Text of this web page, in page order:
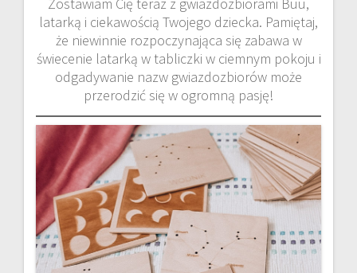
latarką i ciekawością Twojego dziecka. Pamiętaj,
że niewinnie rozpoczynająca się zabawa w
świecenie latarką w tabliczki w ciemnym pokoju i
odgadywanie nazw gwiazdozbiorów może
przerodzić się w ogromną pasję!